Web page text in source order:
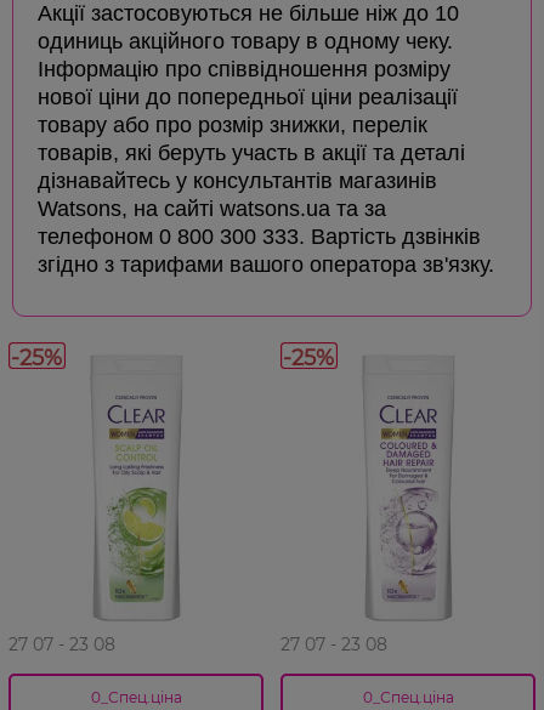
Акції застосовуються не більше ніж до 10
одиниць акційного товару в одному чеку.
Інформацію про співвідношення розміру
нової ціни до попередньої ціни реалізації
товару або про розмір знижки, перелік
товарів, які беруть участь в акції та деталі
дізнавайтесь у консультантів магазинів
Watsons, на сайті watsons.ua та за
телефоном 0 800 300 333. Вартість дзвінків
згідно з тарифами вашого оператора зв'язку.
-25%
27 07 - 23 08
0_Спец.ціна
-25%
27 07 - 23 08
0_Спец.ціна